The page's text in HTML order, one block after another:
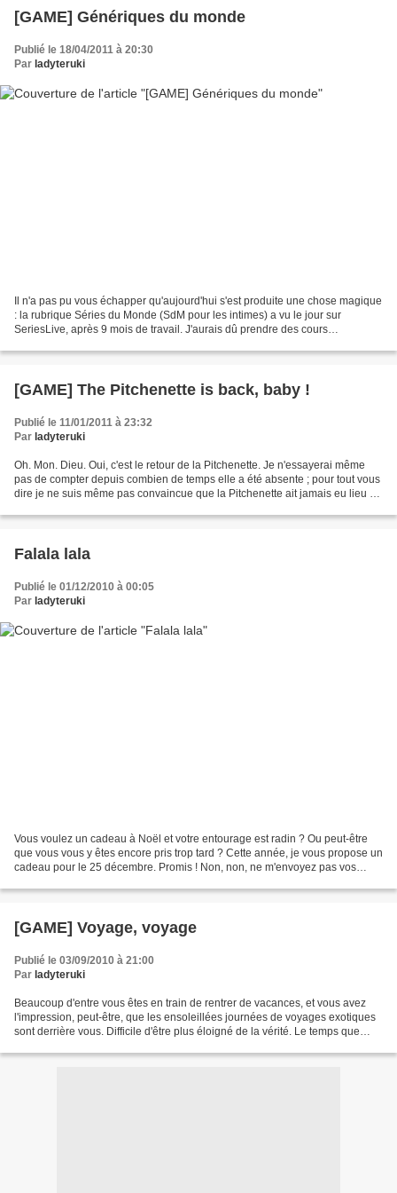
[GAME] Génériques du monde
Publié le 18/04/2011 à 20:30
Par ladyteruki
Il n'a pas pu vous échapper qu'aujourd'hui s'est produite une chose magique
: la rubrique Séries du Monde (SdM pour les intimes) a vu le jour sur
SeriesLive, après 9 mois de travail. J'aurais dû prendre des cours
[GAME] The Pitchenette is back, baby !
Publié le 11/01/2011 à 23:32
Par ladyteruki
Oh. Mon. Dieu. Oui, c'est le retour de la Pitchenette. Je n'essayerai même
pas de compter depuis combien de temps elle a été absente ; pour tout vous
dire je ne suis même pas convaincue que la Pitchenette ait jamais eu lieu en
Falala lala
Publié le 01/12/2010 à 00:05
Par ladyteruki
Vous voulez un cadeau à Noël et votre entourage est radin ? Ou peut-être
que vous vous y êtes encore pris trop tard ? Cette année, je vous propose un
cadeau pour le 25 décembre. Promis ! Non, non, ne m'envoyez pas vos
[GAME] Voyage, voyage
Publié le 03/09/2010 à 21:00
Par ladyteruki
Beaucoup d'entre vous êtes en train de rentrer de vacances, et vous avez
l'impression, peut-être, que les ensoleillées journées de voyages exotiques
sont derrière vous. Difficile d'être plus éloigné de la vérité. Le temps que